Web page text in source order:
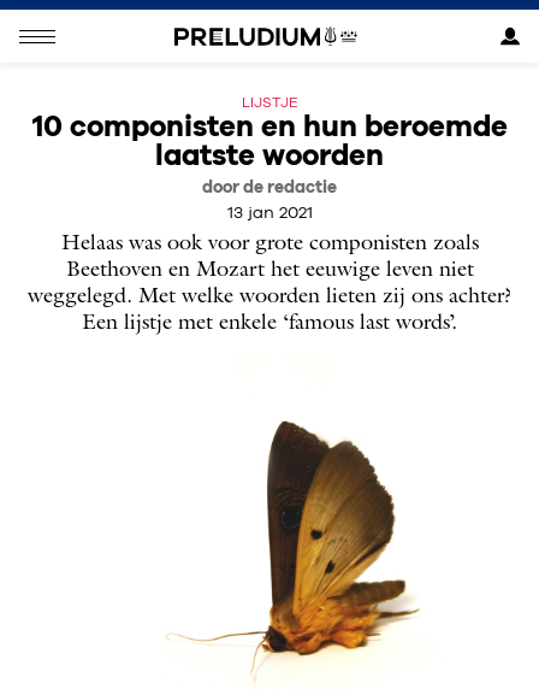
LIJSTJE
10 componisten en hun beroemde
laatste woorden
door de redactie
13 jan 2021
Helaas was ook voor grote componisten zoals
Beethoven en Mozart het eeuwige leven niet
weggelegd. Met welke woorden lieten zij ons achter?
Een lijstje met enkele ‘famous last words’.